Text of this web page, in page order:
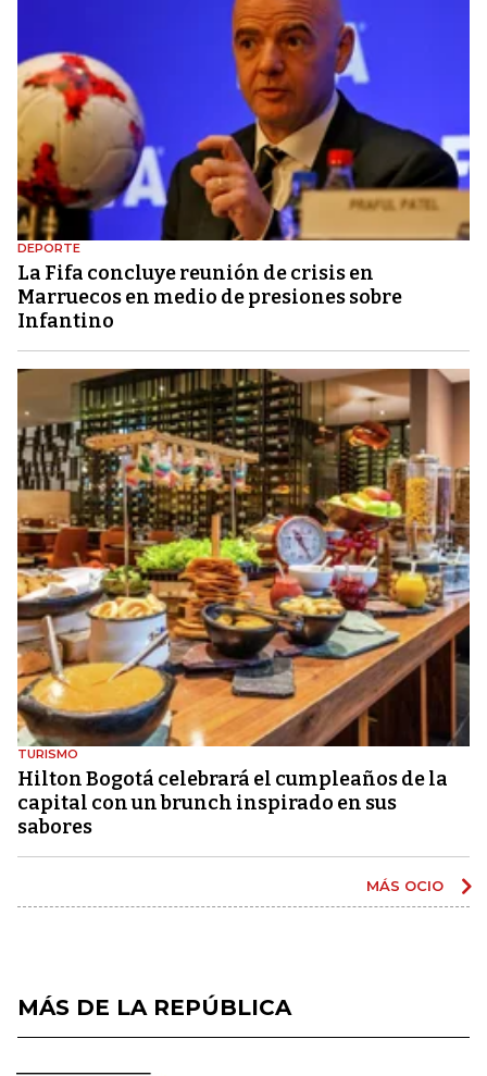
DEPORTE
La Fifa concluye reunión de crisis en
Marruecos en medio de presiones sobre
Infantino
TURISMO
Hilton Bogotá celebrará el cumpleaños de la
capital con un brunch inspirado en sus
sabores
MÁS OCIO
MÁS DE LA REPÚBLICA